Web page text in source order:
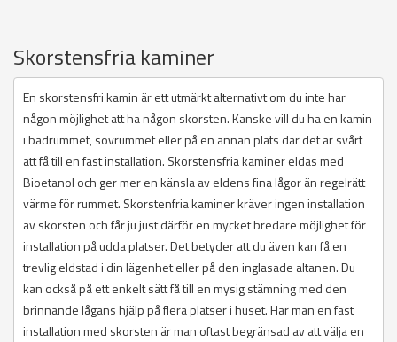
Skorstensfria kaminer
En skorstensfri kamin är ett utmärkt alternativt om du inte har
någon möjlighet att ha någon skorsten. Kanske vill du ha en kamin
i badrummet, sovrummet eller på en annan plats där det är svårt
att få till en fast installation. Skorstensfria kaminer eldas med
Bioetanol och ger mer en känsla av eldens fina lågor än regelrätt
värme för rummet. Skorstenfria kaminer kräver ingen installation
av skorsten och får ju just därför en mycket bredare möjlighet för
installation på udda platser. Det betyder att du även kan få en
trevlig eldstad i din lägenhet eller på den inglasade altanen. Du
kan också på ett enkelt sätt få till en mysig stämning med den
brinnande lågans hjälp på flera platser i huset. Har man en fast
installation med skorsten är man oftast begränsad av att välja en